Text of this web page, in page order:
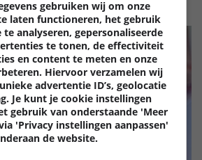
gebruiken wij om onze
laten functioneren, het gebruik
analyseren, gepersonaliseerde
te tonen, de effectiviteit
en content te meten en onze
Hiervoor verzamelen wij
advertentie ID’s, geolocatie
Je kunt je cookie instellingen
gebruik van onderstaande 'Meer
'Privacy instellingen aanpassen'
de website.